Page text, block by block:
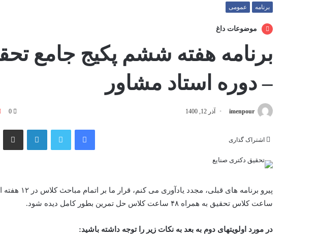
برنامه عمومی
موضوعات داغ
برنامه هفته ششم پکیج جامع
– دوره استاد مشاور
imenpour آذر 12, 1400 0
اشتراک گذاری
فیس بوک توییتر لینکدین
ساعت کلاس تحقیق به همراه ۴۸ ساعت کلاس حل تمرین بطور کامل دیده شود.
در مورد اولویتهای دوم به بعد به نکات زیر را توجه داشته باشید: